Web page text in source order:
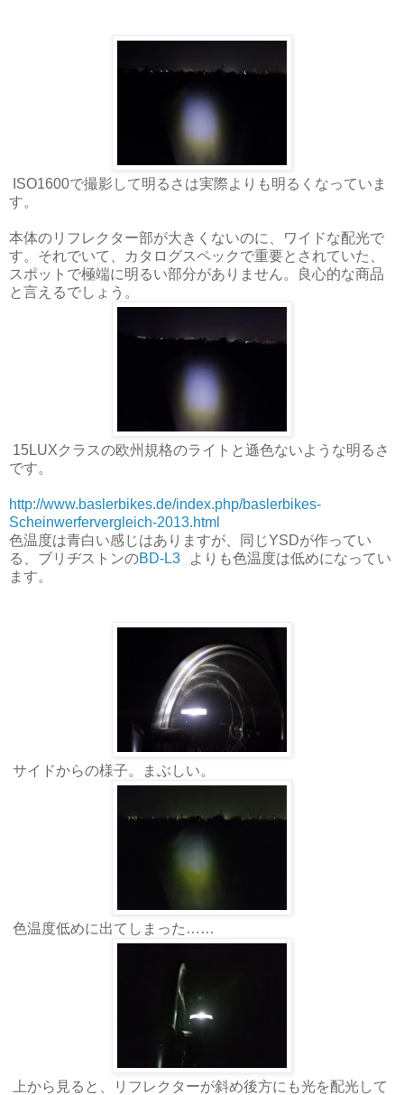
ISO1600で撮影して明るさは実際よりも明るくなっていま
す。
本体のリフレクター部が大きくないのに、ワイドな配光で
す。それでいて、カタログスペックで重要とされていた、
スポットで極端に明るい部分がありません。良心的な商品
と言えるでしょう。
15LUXクラスの欧州規格のライトと遜色ないような明るさ
です。
http://www.baslerbikes.de/index.php/baslerbikes-
Scheinwerfervergleich-2013.html
色温度は青白い感じはありますが、同じYSDが作ってい
る、ブリヂストンのBD-L3
よりも色温度は低めになってい
ます。
サイドからの様子。まぶしい。
色温度低めに出てしまった……
上から見ると、リフレクターが斜め後方にも光を配光して